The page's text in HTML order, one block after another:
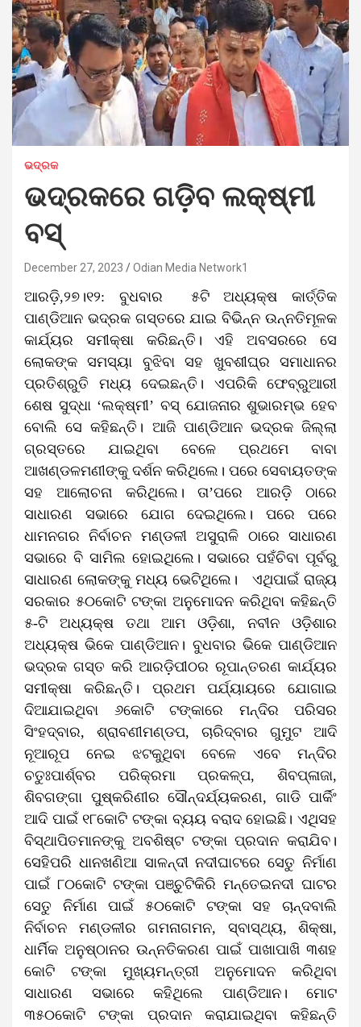
ଭଦ୍ରକ
ଭଦ୍ରକରେ ଗଡ଼ିବ ଲକ୍ଷ୍ମୀ
ବସ୍
December 27, 2023 Odian Media Network1
ଆରଡ଼ି,୨୭।୧୨: ବୁଧବାର ୫ଟି ଅଧ୍ୟକ୍ଷ କାର୍ତ୍ତିକ
ପାଣ୍ଡିଆନ ଭଦ୍ରକ ଗସ୍ତରେ ଯାଇ ବିଭିନ୍ନ ଉନ୍ନତିମୂଳକ
କାର୍ଯ୍ୟର ସମୀକ୍ଷା କରିଛନ୍ତି। ଏହି ଅବସରରେ ସେ
ଲୋକଙ୍କ ସମସ୍ୟା ବୁଝିବା ସହ ଖୁବଶୀଘ୍ର ସମାଧାନର
ପ୍ରତିଶ୍ରୁତି ମଧ୍ୟ ଦେଇଛନ୍ତି। ଏପରିକି ଫେବ୍ରୁଆରୀ
ଶେଷ ସୁଦ୍ଧା ‘ଲକ୍ଷ୍ମୀ’ ବସ୍ ଯୋଜନାର ଶୁଭାରମ୍ଭ ହେବ
ବୋଲି ସେ କହିଛନ୍ତି। ଆଜି ପାଣ୍ଡିଆନ ଭଦ୍ରକ ଜିଲ୍ଲା
ଗ୍ରସ୍ତରେ ଯାଇଥିବା ବେଳେ ପ୍ରଥମେ ବାବା
ଆଖଣ୍ଡଳମଣୀଙ୍କୁ ଦର୍ଶନ କରିଥିଲେ। ପରେ ସେବାୟତଙ୍କ
ସହ ଆଲୋଚନା କରିଥିଲେ। ତା’ପରେ ଆରଡ଼ି ଠାରେ
ସାଧାରଣ ସଭାରେ ଯୋଗ ଦେଇଥିଲେ। ପରେ ପରେ
ଧାମନଗର ନିର୍ବାଚନ ମଣ୍ଡଳୀ ଅସୁରାଳି ଠାରେ ସାଧାରଣ
ସଭାରେ ବି ସାମିଲ ହୋଇଥିଲେ। ସଭାରେ ପହଁଚିବା ପୂର୍ବରୁ
ସାଧାରଣ ଲୋକଙ୍କୁ ମଧ୍ୟ ଭେଟିଥିଲେ। ଏଥିପାଇଁ ରାଜ୍ୟ
ସରକାର ୫୦କୋଟି ଟଙ୍କା ଅନୁମୋଦନ କରିଥିବା କହିଛନ୍ତି
୫-ଟି ଅଧ୍ୟକ୍ଷ ତଥା ଆମ ଓଡ଼ିଶା, ନବୀନ ଓଡ଼ିଶାର
ଅଧ୍ୟକ୍ଷ ଭିକେ ପାଣ୍ଡିଆନ। ବୁଧବାର ଭିକେ ପାଣ୍ଡିଆନ
ଭଦ୍ରକ ଗସ୍ତ କରି ଆରଡ଼ିପୀଠର ରୂପାନ୍ତରଣ କାର୍ଯ୍ୟର
ସମୀକ୍ଷା କରିଛନ୍ତି। ପ୍ରଥମ ପର୍ଯ୍ୟାୟରେ ଯୋଗାଇ
ଦିଆଯାଇଥିବା ୬କୋଟି ଟଙ୍କାରେ ମନ୍ଦିର ପରିସର
ସିଂହଦ୍ବାର, ଶ୍ରାବଣୀମଣ୍ଡପ, ଚାରିଦ୍ବାର ଗୁମୁଟ ଆଦି
ନୂଆରୂପ ନେଇ ଝଟକୁଥିବା ବେଳେ ଏବେ ମନ୍ଦିର
ଚତୁଃପାର୍ଶ୍ବର ପରିକ୍ରମା ପ୍ରକଳ୍ପ, ଶିବପ୍ଳାଜା,
ଶିବଗଙ୍ଗା ପୁଷ୍କରିଣୀର ସୌନ୍ଦର୍ଯ୍ୟକରଣ, ଗାଡି ପାର୍କିଂ
ଆଦି ପାଇଁ ୧୮କୋଟି ଟଙ୍କା ବ୍ୟୟ ବରାଦ ହୋଇଛି। ଏଥିସହ
ବିସ୍ଥାପିତମାନଙ୍କୁ ଅବଶିଷ୍ଟ ଟଙ୍କା ପ୍ରଦାନ କରାଯିବ।
ସେହିପରି ଧାନଖଣିଆ ସାଳନ୍ଦୀ ନଦୀଘାଟରେ ସେତୁ ନିର୍ମାଣ
ପାଇଁ ୮୦କୋଟି ଟଙ୍କା ପଞ୍ଚୁଟିକିରି ମନ୍ତେଇନଦୀ ଘାଟର
ସେତୁ ନିର୍ମାଣ ପାଇଁ ୫୦କୋଟି ଟଙ୍କା ସହ ଚାନ୍ଦବାଲି
ନିର୍ବାଚନ ମଣ୍ଡଳୀର ଗମନାଗମନ, ସ୍ବାସ୍ଥ୍ୟ, ଶିକ୍ଷା,
ଧାର୍ମିକ ଅନୁଷ୍ଠାନର ଉନ୍ନତିକରଣ ପାଇଁ ପାଖାପାଖି ୩ଶହ
କୋଟି ଟଙ୍କା ମୁଖ୍ୟମନ୍ତ୍ରୀ ଅନୁମୋଦନ କରିଥିବା
ସାଧାରଣ ସଭାରେ କହିଥିଲେ ପାଣ୍ଡିଆନ। ମୋଟ
୩୫୦କୋଟି ଟଙ୍କା ପ୍ରଦାନ କରାଯାଇଥିବା କହିଛନ୍ତି